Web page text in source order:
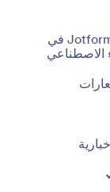
حقائق عن Jotform في
الاصطناعي